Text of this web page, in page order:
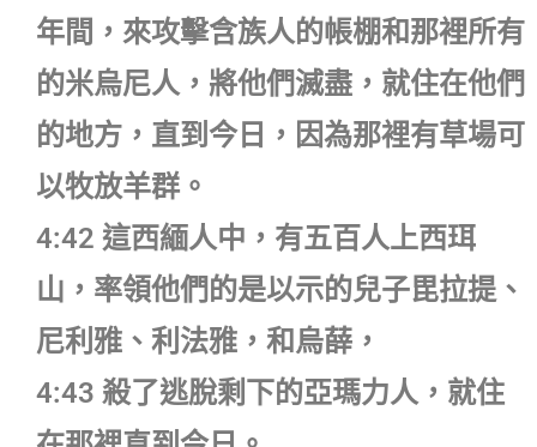
年間，來攻擊含族人的帳棚和那裡所有
的米烏尼人，將他們滅盡，就住在他們
的地方，直到今日，因為那裡有草場可
以牧放羊群。
4:42 這西緬人中，有五百人上西珥
山，率領他們的是以示的兒子毘拉提、
尼利雅、利法雅，和烏薛，
4:43 殺了逃脫剩下的亞瑪力人，就住